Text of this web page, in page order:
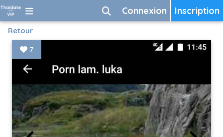
Inscription
Connexion
Retour
7